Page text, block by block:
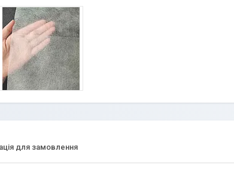
для замовлення